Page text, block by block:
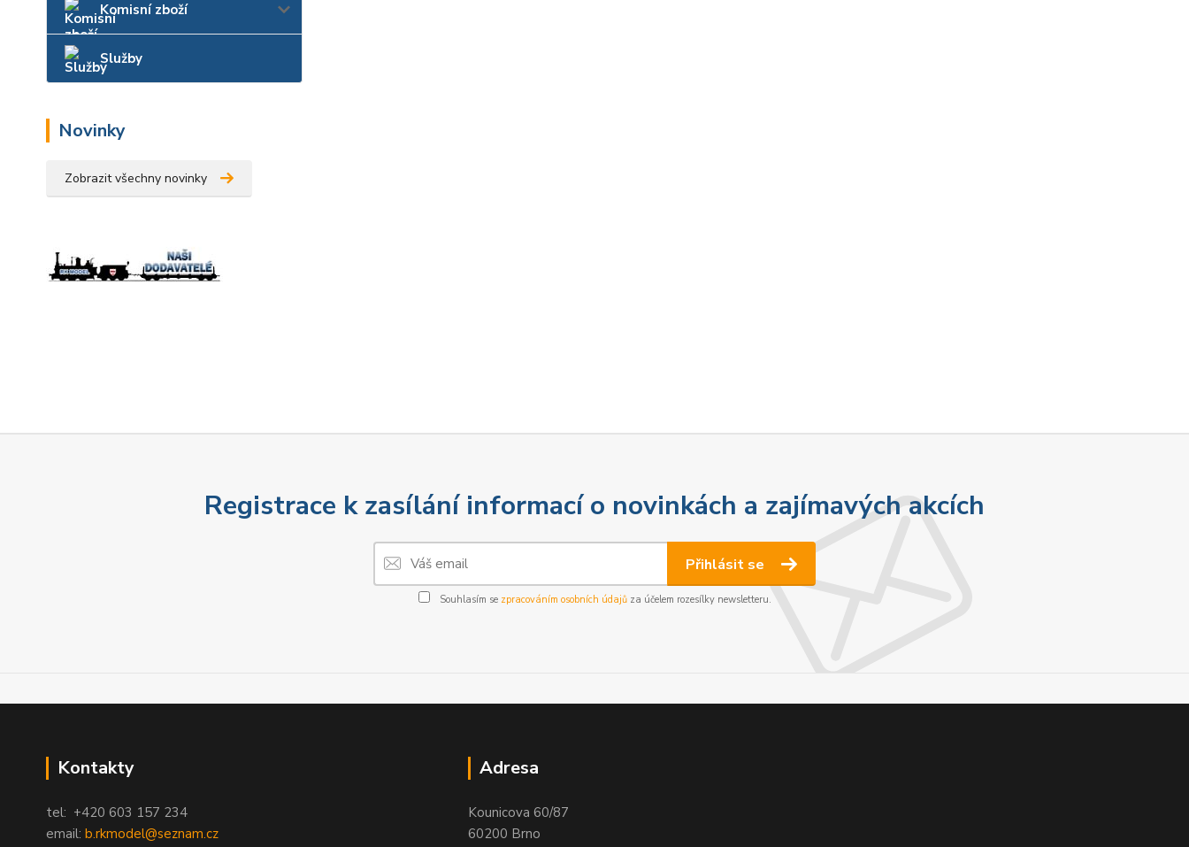
Komisní zboží
Služby
Novinky
Zobrazit všechny novinky
Registrace k zasílání informací o novinkách a zajímavých akcích
Přihlásit se
Souhlasím se zpracováním osobních údajůza účelem rozesílky newsletteru.
Kontakty
tel: +420 603 157 234
email: b.rkmodel@seznam.cz
Adresa
Kounicova 60/87
60200 Brno